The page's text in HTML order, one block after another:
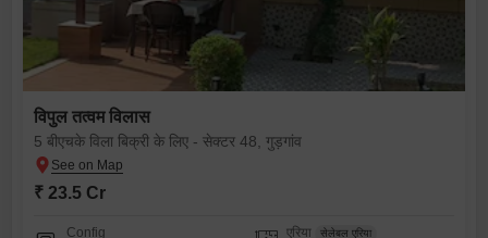
विपुल तत्वम विलास
5 बीएचके विला बिक्री के लिए - सेक्टर 48, गुड़गांव
₹ 23.5 Cr
Config
एरिया सेलेबल एरिया